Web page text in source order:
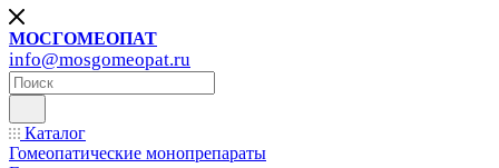
МОСГОМЕОПАТ
info@mosgomeopat.ru
Каталог
Гомеопатические монопрепараты